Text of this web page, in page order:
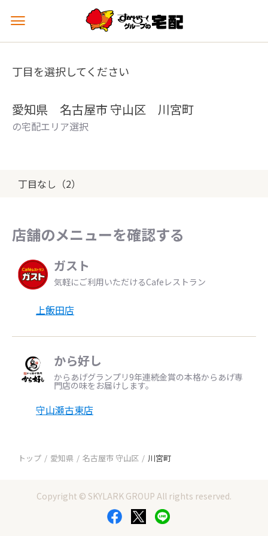
メ
ュ
を
丁目を選択してください
愛知県 名古屋市 守山区 川宮町
の宅配エリア選択
丁目なし（2）
店舗のメニューを確認する
ガスト
気軽にご利用いただけるCafeレストラン
上飯田店
から好し
からあげグランプリ9年連続金賞の本格からあげ専
門店の味をお届けします。
守山瀬古東店
トップ 愛知県 名古屋市 守山区 川宮町
Copyright © SKYLARK GROUP All rights reserved.